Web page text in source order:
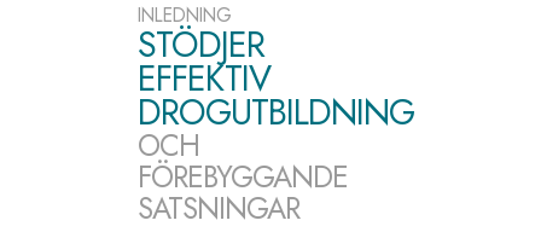
INLEDNING
STÖDJER
EFFEKTIV
DROGUTBILDNING
OCH
FÖREBYGGANDE
SATSNINGAR